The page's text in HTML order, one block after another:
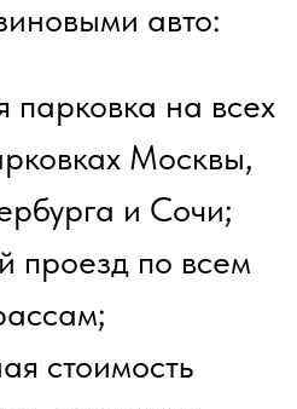
тест -
драйв